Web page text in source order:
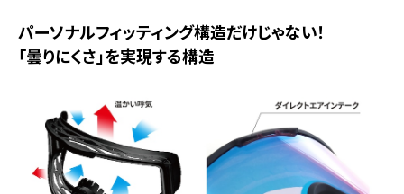
パーソナルフィッティング構造だけじゃない！
「曇りにくさ」を実現する構造